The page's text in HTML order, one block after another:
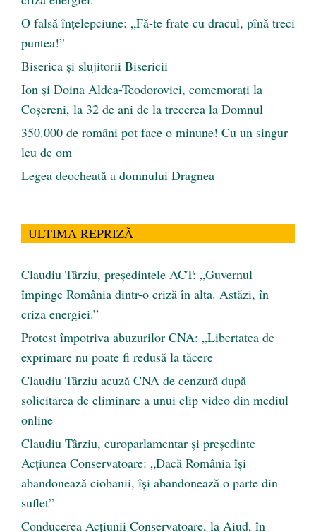
O falsă înțelepciune: „Fă-te frate cu dracul, pînă treci
puntea!”
Biserica și slujitorii Bisericii
Ion și Doina Aldea-Teodorovici, comemorați la
Coșereni, la 32 de ani de la trecerea la Domnul
350.000 de români pot face o minune! Cu un singur
leu de om
Legea deocheată a domnului Dragnea
ULTIMA REPRIZĂ
Claudiu Târziu, președintele ACT: „Guvernul
împinge România dintr-o criză în alta. Astăzi, în
criza energiei.”
Protest împotriva abuzurilor CNA: „Libertatea de
exprimare nu poate fi redusă la tăcere
Claudiu Târziu acuză CNA de cenzură după
solicitarea de eliminare a unui clip video din mediul
online
Claudiu Târziu, europarlamentar și președinte
Acțiunea Conservatoare: „Dacă România își
abandonează ciobanii, își abandonează o parte din
suflet”
Conducerea Acțiunii Conservatoare, la Aiud, în